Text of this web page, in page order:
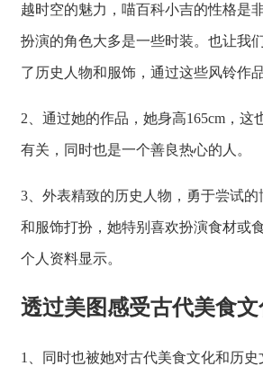
越时空的魅力，喵百科小吉的性格是
扮演的角色大多是一些时装。也让我
了历史人物和服饰，通过这些风铃作品
2、通过她的作品，她身高165cm，这
有关，同时也是一个善良热心的人。
3、外表精致的历史人物，勇于尝试
和服饰打扮，她特别喜欢扮演食材或
个人资料显示。
透过美图感受古代美食文
1、同时也被她对古代美食文化和历